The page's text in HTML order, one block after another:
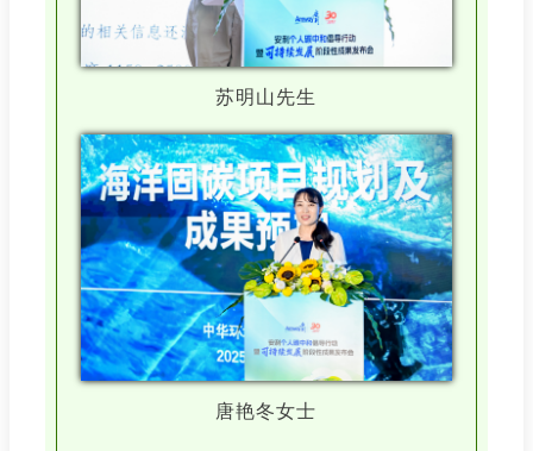
苏明山先生
唐艳冬女士